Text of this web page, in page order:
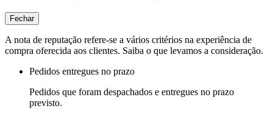
Fechar
A nota de reputação refere-se a vários critérios na experiência de
compra oferecida aos clientes. Saiba o que levamos a consideração.
Pedidos entregues no prazo
Pedidos que foram despachados e entregues no prazo
previsto.